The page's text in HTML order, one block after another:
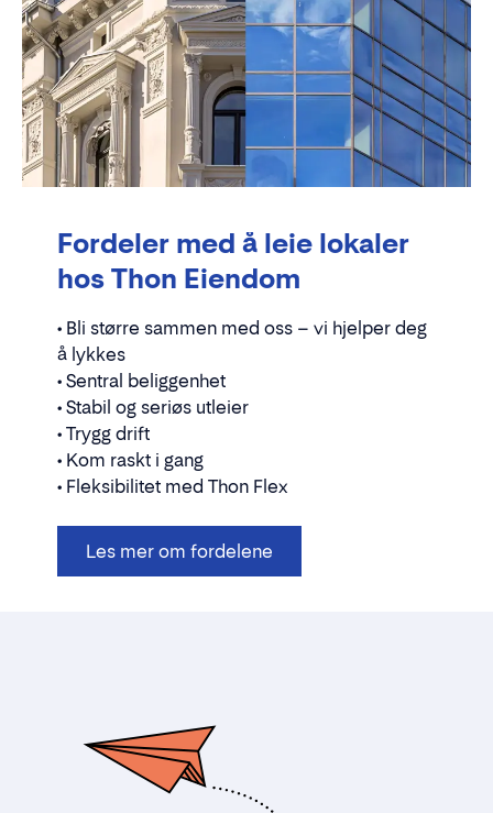
Fordeler med å leie lokaler
hos Thon Eiendom
• Bli større sammen med oss – vi hjelper deg
å lykkes
• Sentral beliggenhet
• Stabil og seriøs utleier
• Trygg drift
• Kom raskt i gang
• Fleksibilitet med Thon Flex
Les mer om fordelene